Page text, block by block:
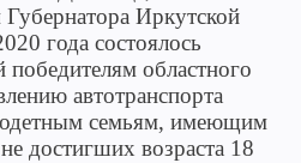
Иркутской
года состоялось
победителям областного
автотранспорта
семьям, имеющим
достигших возраста 18